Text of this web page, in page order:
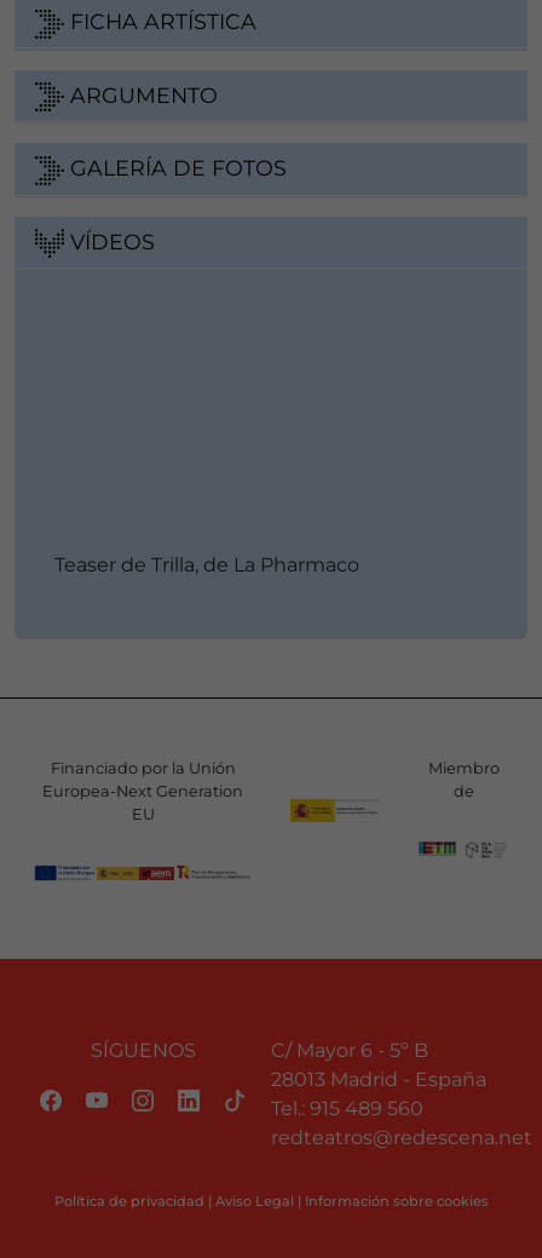
FICHA ARTÍSTICA
ARGUMENTO
GALERÍA DE FOTOS
VÍDEOS
Teaser de Trilla, de La Pharmaco
Financiado por la Unión
Europea-Next Generation
EU
Miembro
de
SÍGUENOS
C/ Mayor 6 - 5º B
28013 Madrid - España
Tel.: 915 489 560
redteatros@redescena.net
Política de privacidad | Aviso Legal | Información sobre cookies